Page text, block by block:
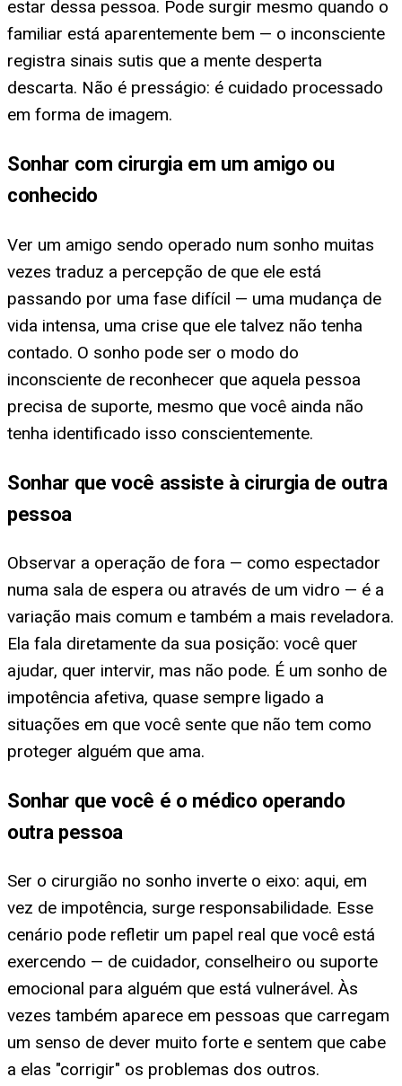
estar dessa pessoa. Pode surgir mesmo quando o
familiar está aparentemente bem — o inconsciente
registra sinais sutis que a mente desperta
descarta. Não é presságio: é cuidado processado
em forma de imagem.
Sonhar com cirurgia em um amigo ou
conhecido
Ver um amigo sendo operado num sonho muitas
vezes traduz a percepção de que ele está
passando por uma fase difícil — uma mudança de
vida intensa, uma crise que ele talvez não tenha
contado. O sonho pode ser o modo do
inconsciente de reconhecer que aquela pessoa
precisa de suporte, mesmo que você ainda não
tenha identificado isso conscientemente.
Sonhar que você assiste à cirurgia de outra
pessoa
Observar a operação de fora — como espectador
numa sala de espera ou através de um vidro — é a
variação mais comum e também a mais reveladora.
Ela fala diretamente da sua posição: você quer
ajudar, quer intervir, mas não pode. É um sonho de
impotência afetiva, quase sempre ligado a
situações em que você sente que não tem como
proteger alguém que ama.
Sonhar que você é o médico operando
outra pessoa
Ser o cirurgião no sonho inverte o eixo: aqui, em
vez de impotência, surge responsabilidade. Esse
cenário pode refletir um papel real que você está
exercendo — de cuidador, conselheiro ou suporte
emocional para alguém que está vulnerável. Às
vezes também aparece em pessoas que carregam
um senso de dever muito forte e sentem que cabe
a elas "corrigir" os problemas dos outros.